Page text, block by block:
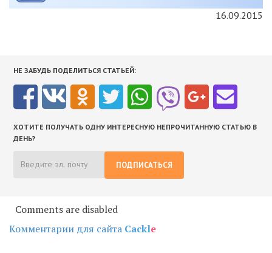
16.09.2015
НЕ ЗАБУДЬ ПОДЕЛИТЬСЯ СТАТЬЕЙ:
ХОТИТЕ ПОЛУЧАТЬ ОДНУ ИНТЕРЕСНУЮ НЕПРОЧИТАННУЮ СТАТЬЮ В
ДЕНЬ?
ПОДПИСАТЬСЯ
Comments are disabled
Комментарии для сайта Cackle